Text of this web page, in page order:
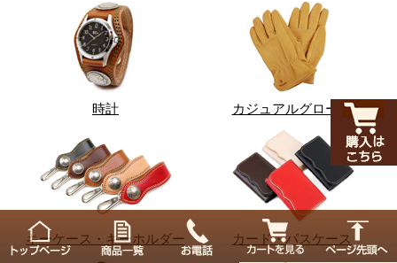
時計 カジュアルグローブ
キーケース・キーホルダー カード・パスケース